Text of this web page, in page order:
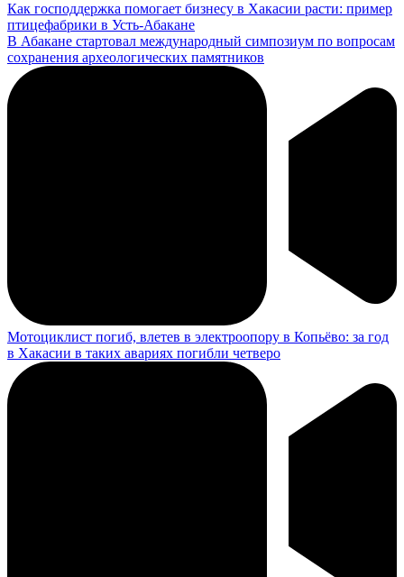
Как господдержка помогает бизнесу в Хакасии расти: пример
птицефабрики в Усть-Абакане
В Абакане стартовал международный симпозиум по вопросам
сохранения археологических памятников
Мотоциклист погиб, влетев в электроопору в Копьёво: за год
в Хакасии в таких авариях погибли четверо